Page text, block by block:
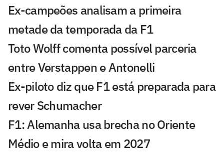
Ex-campeões analisam a primeira
metade da temporada da F1
Toto Wolff comenta possível parceria
entre Verstappen e Antonelli
Ex-piloto diz que F1 está preparada para
rever Schumacher
F1: Alemanha usa brecha no Oriente
Médio e mira volta em 2027